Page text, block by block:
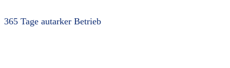
365 Tage autarker Betrieb